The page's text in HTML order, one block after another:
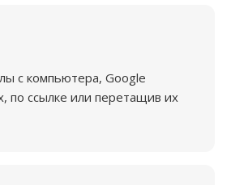
с компьютера, Google
по ссылке или перетащив их